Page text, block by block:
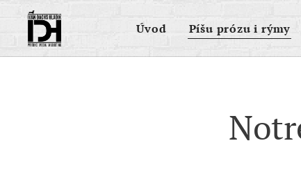
Úvod Píšu prózu i rýmy